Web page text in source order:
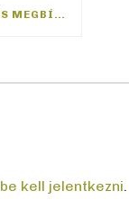
AZ ÉPÜLETÜZEMELTETÉS MEGBÍZHATÓ TÁMOGATÓJA VÁLLALKOZÁSÁNAK
be kell jelentkezni.